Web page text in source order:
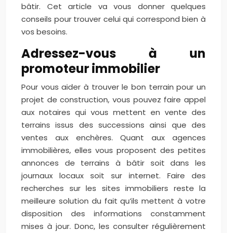
bâtir. Cet article va vous donner quelques
conseils pour trouver celui qui correspond bien à
vos besoins.
Adressez-vous à un
promoteur immobilier
Pour vous aider à trouver le bon terrain pour un
projet de construction, vous pouvez faire appel
aux notaires qui vous mettent en vente des
terrains issus des successions ainsi que des
ventes aux enchères. Quant aux agences
immobilières, elles vous proposent des petites
annonces de terrains à bâtir soit dans les
journaux locaux soit sur internet. Faire des
recherches sur les sites immobiliers reste la
meilleure solution du fait qu’ils mettent à votre
disposition des informations constamment
mises à jour. Donc, les consulter régulièrement